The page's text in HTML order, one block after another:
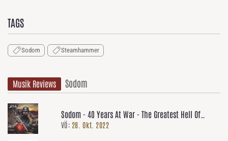
TAGS
Sodom Steamhammer
Musik Reviews Sodom
Sodom - 40 Years At War - The Greatest Hell Of
Sodom
VÖ: 28. Okt. 2022